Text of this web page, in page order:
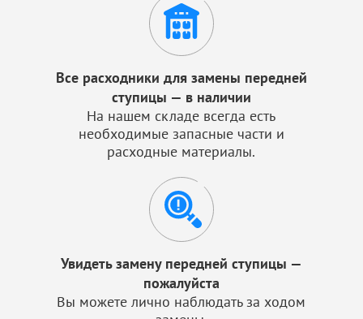
Все расходники для замены передней
ступицы — в наличии
На нашем складе всегда есть
необходимые запасные части и
расходные материалы.
Увидеть замену передней ступицы —
пожалуйста
Вы можете лично наблюдать за ходом